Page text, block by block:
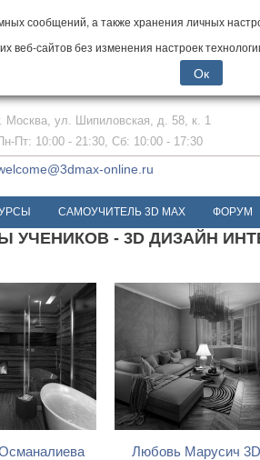
сообщений, а также хранения личных
сайтов без изменения настроек
Ок
Москва, ул. Шипиловская, д. 58, к. 1
Пт: 10:00 - 21:30, Сб: 10:00 - 17:30
online.ru
САМОУЧИТЕЛЬ 3D MAX ФОРУМ
УЧЕНИКОВ - 3D ДИЗАЙН
Любовь Марусич 3D